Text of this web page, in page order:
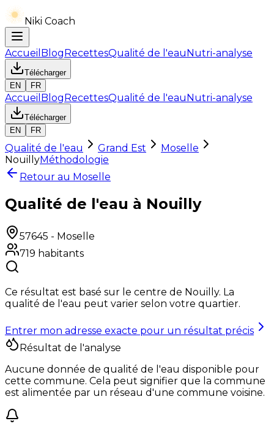
Niki Coach
Accueil BlogRecettesQualité de l'eauNutri-analyse
Télécharger
EN
FR
Accueil BlogRecettesQualité de l'eauNutri-analyse
Télécharger
EN
FR
Qualité de l'eau Grand Est
Moselle
NouillyMéthodologie
Retour au Moselle
Qualité de l'eau à Nouilly
57645 - Moselle
719 habitants
Ce résultat est basé sur le centre de Nouilly. La
qualité de l'eau peut varier selon votre quartier.
Entrer mon adresse exacte pour un résultat précis
Résultat de l'analyse
Aucune donnée de qualité de l'eau disponible pour
cette commune. Cela peut signifier que la commune
est alimentée par un réseau d'une commune voisine.